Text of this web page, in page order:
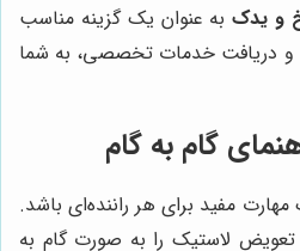
و یدکبه عنوان یک گزینه مناسب
و دریافت خدمات تخصصی، به شما
گام به گام
مفید برای هر راننده‌ای باشد.
لاستیک را به صورت گام به